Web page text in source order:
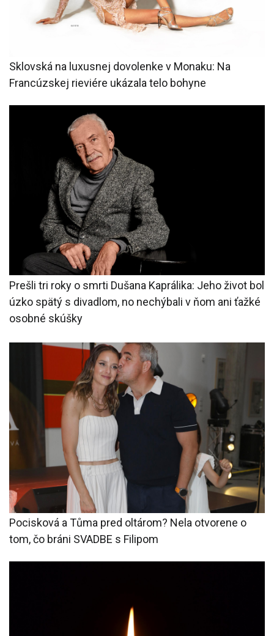
Sklovská na luxusnej dovolenke v Monaku: Na
Francúzskej rieviére ukázala telo bohyne
Prešli tri roky o smrti Dušana Kaprálika: Jeho život bol
úzko spätý s divadlom, no nechýbali v ňom ani ťažké
osobné skúšky
Pocisková a Tůma pred oltárom? Nela otvorene o
tom, čo bráni SVADBE s Filipom